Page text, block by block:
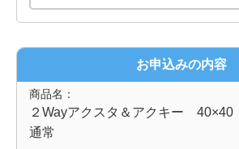
お申込みの内容
商品名：
２Wayアクスタ＆アクキー
通常